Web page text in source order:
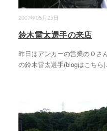
2007年05月25日
鈴木雷太選手の来店
昨日はアンカーの営業のＯさ
の鈴木雷太選手(blogはこちら)